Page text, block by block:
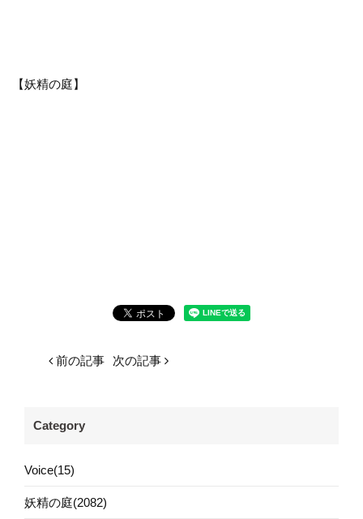
【妖精の庭】
前の記事 次の記事
Category
Voice(15)
妖精の庭(2082)